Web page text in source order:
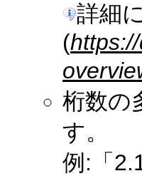
詳細
(
桁数の
す。
例:「